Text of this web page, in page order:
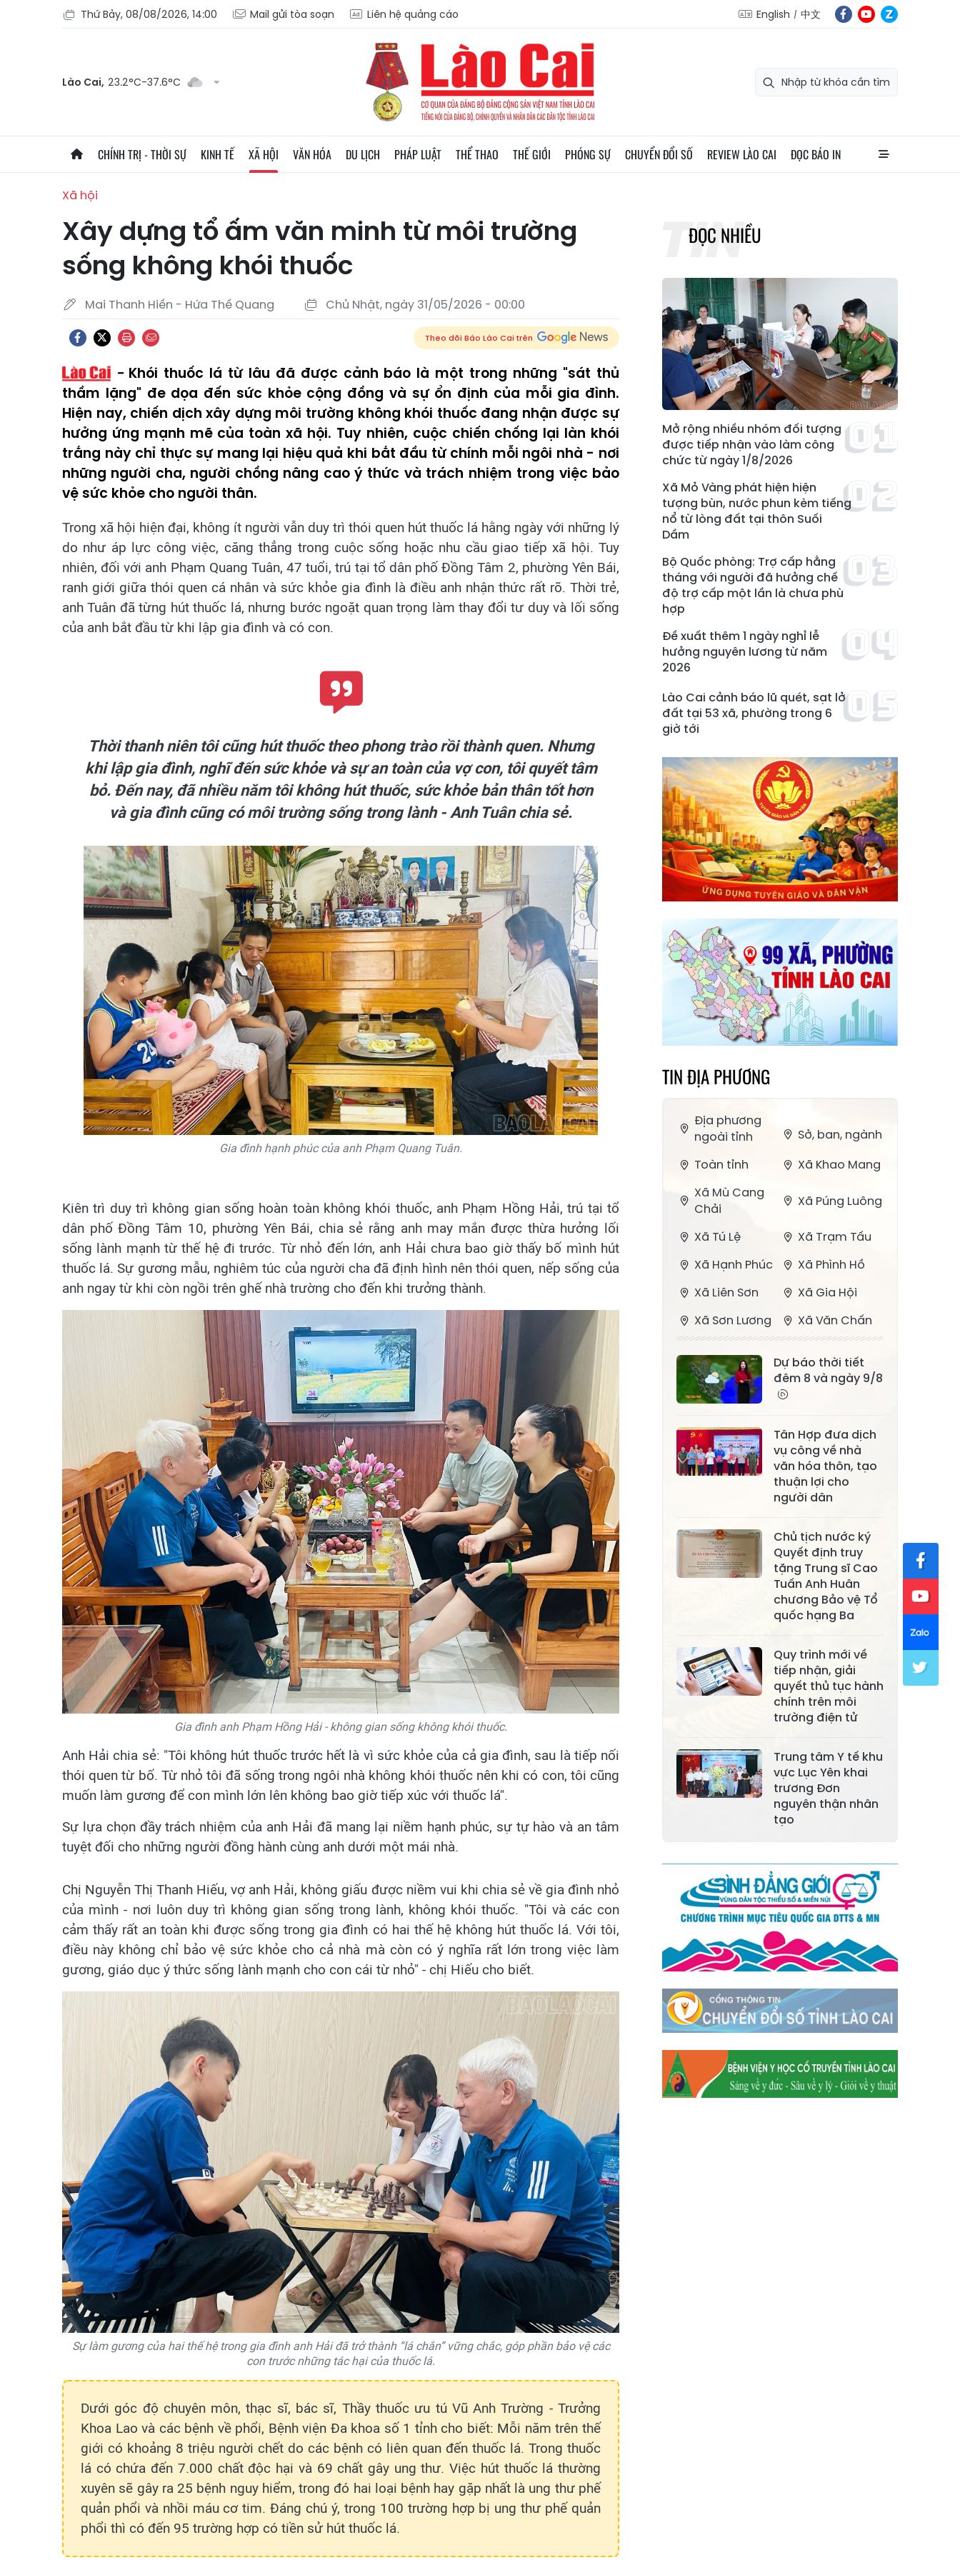
Thứ Bảy, 08/08/2026, 14:00 Mail gửi tòa soạn Liên hệ quảng cáo English 中文
Lào Cai, 23.2°C-37.6°C
CHÍNH TRỊ - THỜI SỰ KINH TẾ XÃ HỘI VĂN HÓA DU LỊCH PHÁP LUẬT THỂ THAO THẾ GIỚI PHÓNG SỰ CHUYỂN ĐỔI SỐ REVIEW LÀO CAI ĐỌC BÁO IN
Xã hội
Xây dựng tổ ấm văn minh từ môi trường
sống không khói thuốc
Mai Thanh Hiền - Hứa Thế Quang Chủ Nhật, ngày 31/05/2026 - 00:00
Theo dõi Báo Lào Cai trên
Khói thuốc lá từ lâu đã được cảnh báo là một trong những "sát thủ
thầm lặng" đe dọa đến sức khỏe cộng đồng và sự ổn định của mỗi gia đình.
Hiện nay, chiến dịch xây dựng môi trường không khói thuốc đang nhận được sự
hưởng ứng mạnh mẽ của toàn xã hội. Tuy nhiên, cuộc chiến chống lại làn khói
trắng này chỉ thực sự mang lại hiệu quả khi bắt đầu từ chính mỗi ngôi nhà - nơi
những người cha, người chồng nâng cao ý thức và trách nhiệm trong việc bảo
vệ sức khỏe cho người thân.
Trong xã hội hiện đại, không ít người vẫn duy trì thói quen hút thuốc lá hằng ngày với những lý
do như áp lực công việc, căng thẳng trong cuộc sống hoặc nhu cầu giao tiếp xã hội. Tuy
nhiên, đối với anh Phạm Quang Tuân, 47 tuổi, trú tại tổ dân phố Đồng Tâm 2, phường Yên Bái,
ranh giới giữa thói quen cá nhân và sức khỏe gia đình là điều anh nhận thức rất rõ. Thời trẻ,
anh Tuân đã từng hút thuốc lá, nhưng bước ngoặt quan trọng làm thay đổi tư duy và lối sống
của anh bắt đầu từ khi lập gia đình và có con.
Thời thanh niên tôi cũng hút thuốc theo phong trào rồi thành quen. Nhưng
khi lập gia đình, nghĩ đến sức khỏe và sự an toàn của vợ con, tôi quyết tâm
bỏ. Đến nay, đã nhiều năm tôi không hút thuốc, sức khỏe bản thân tốt hơn
và gia đình cũng có môi trường sống trong lành - Anh Tuân chia sẻ.
Gia đình hạnh phúc của anh Phạm Quang Tuân.
Kiên trì duy trì không gian sống hoàn toàn không khói thuốc, anh Phạm Hồng Hải, trú tại tổ
dân phố Đồng Tâm 10, phường Yên Bái, chia sẻ rằng anh may mắn được thừa hưởng lối
sống lành mạnh từ thế hệ đi trước. Từ nhỏ đến lớn, anh Hải chưa bao giờ thấy bố mình hút
thuốc lá. Sự gương mẫu, nghiêm túc của người cha đã định hình nên thói quen, nếp sống của
anh ngay từ khi còn ngồi trên ghế nhà trường cho đến khi trưởng thành.
Gia đình anh Phạm Hồng Hải - không gian sống không khói thuốc.
Anh Hải chia sẻ: "Tôi không hút thuốc trước hết là vì sức khỏe của cả gia đình, sau là tiếp nối
thói quen từ bố. Từ nhỏ tôi đã sống trong ngôi nhà không khói thuốc nên khi có con, tôi cũng
muốn làm gương để con mình lớn lên không bao giờ tiếp xúc với thuốc lá".
Sự lựa chọn đầy trách nhiệm của anh Hải đã mang lại niềm hạnh phúc, sự tự hào và an tâm
tuyệt đối cho những người đồng hành cùng anh dưới một mái nhà.
Chị Nguyễn Thị Thanh Hiếu, vợ anh Hải, không giấu được niềm vui khi chia sẻ về gia đình nhỏ
của mình - nơi luôn duy trì không gian sống trong lành, không khói thuốc. "Tôi và các con
cảm thấy rất an toàn khi được sống trong gia đình có hai thế hệ không hút thuốc lá. Với tôi,
điều này không chỉ bảo vệ sức khỏe cho cả nhà mà còn có ý nghĩa rất lớn trong việc làm
gương, giáo dục ý thức sống lành mạnh cho con cái từ nhỏ" - chị Hiếu cho biết.
Sự làm gương của hai thế hệ trong gia đình anh Hải đã trở thành “lá chắn” vững chắc, góp phần bảo vệ các
con trước những tác hại của thuốc lá.
Dưới góc độ chuyên môn, thạc sĩ, bác sĩ, Thầy thuốc ưu tú Vũ Anh Trường - Trưởng
Khoa Lao và các bệnh về phổi, Bệnh viện Đa khoa số 1 tỉnh cho biết: Mỗi năm trên thế
giới có khoảng 8 triệu người chết do các bệnh có liên quan đến thuốc lá. Trong thuốc
lá có chứa đến 7.000 chất độc hại và 69 chất gây ung thư. Việc hút thuốc lá thường
xuyên sẽ gây ra 25 bệnh nguy hiểm, trong đó hai loại bệnh hay gặp nhất là ung thư phế
quản phổi và nhồi máu cơ tim. Đáng chú ý, trong 100 trường hợp bị ung thư phế quản
phổi thì có đến 95 trường hợp có tiền sử hút thuốc lá.
ĐỌC NHIỀU
Mở rộng nhiều nhóm đối tượng
được tiếp nhận vào làm công
chức từ ngày 1/8/2026
Xã Mỏ Vàng phát hiện hiện
tượng bùn, nước phun kèm tiếng
nổ từ lòng đất tại thôn Suối
Dầm
Bộ Quốc phòng: Trợ cấp hằng
tháng với người đã hưởng chế
độ trợ cấp một lần là chưa phù
hợp
Đề xuất thêm 1 ngày nghỉ lễ
hưởng nguyên lương từ năm
2026
Lào Cai cảnh báo lũ quét, sạt lở
đất tại 53 xã, phường trong 6
giờ tới
TIN ĐỊA PHƯƠNG
Địa phương
ngoài tỉnh
Sở, ban, ngành
Toàn tỉnh
Xã Khao Mang
Xã Mù Cang
Chải
Xã Púng Luông
Xã Tú Lệ
Xã Trạm Tấu
Xã Hạnh Phúc
Xã Phình Hồ
Xã Liên Sơn
Xã Gia Hội
Xã Sơn Lương
Xã Văn Chấn
Bằng La
Xã Chấn Thịnh
Xã Nghĩa Tâm
Xã Châu Quế
Xã Lâm Giang
Xã Đông
Cuông
Xã Tân Hợp
Xã Mỏ Vàng
Xã Lâm
Thượng
Xã Lục Yên
Xã Tân Lĩnh
Xã Phúc Lợi
Xã Yên Thành
Xã Thác Bà
Xã Yên Bình
Xã Bảo Ái
Xã Hưng
Xã Lương
Thịnh
Xã Việt Hồng
Xã Cốc San
Xã Xuân
Quang
Xã Bảo Thắng
Xã Tằng Loỏng
Xã Gia Phú
Xã Mường
Hum
Xã Dền Sáng
Xã Trịnh Tường
Xã Nậm Chày
Xã Bản Xèo
Xã Bát Xát
Xã Võ Lao
Xã Khánh Yên
Xã Văn Bàn
Xã Dương Quỳ
Dự báo thời tiết
đêm 8 và ngày 9/8
Tân Hợp đưa dịch
vụ công về nhà
văn hóa thôn, tạo
thuận lợi cho
người dân
Chủ tịch nước ký
Quyết định truy
tặng Trung sĩ Cao
Tuấn Anh Huân
chương Bảo vệ Tổ
quốc hạng Ba
Quy trình mới về
tiếp nhận, giải
quyết thủ tục hành
chính trên môi
trường điện tử
Trung tâm Y tế khu
vực Lục Yên khai
trương Đơn
nguyên thận nhân
tạo